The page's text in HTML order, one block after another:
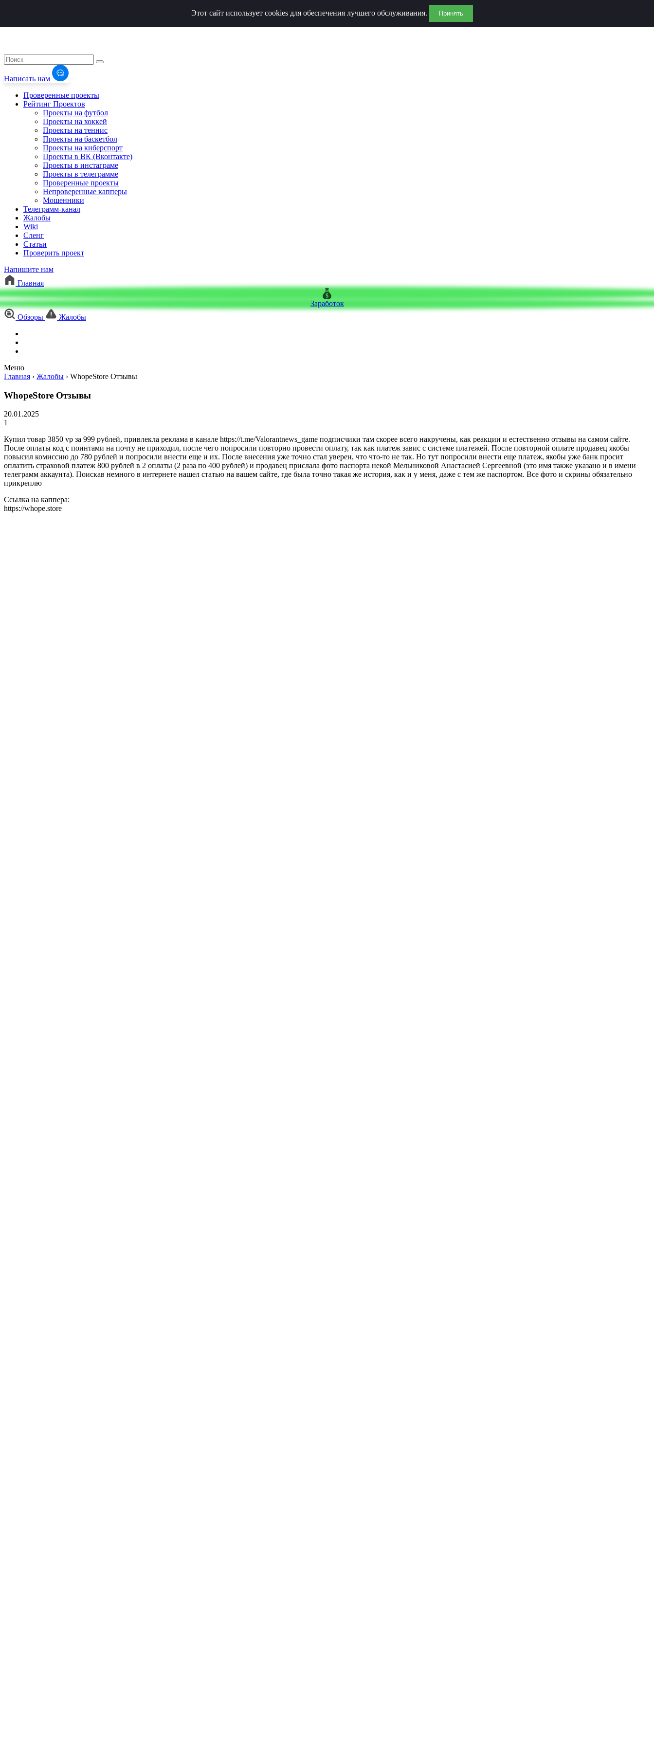
Написать нам
Проверенные проекты
Рейтинг Проектов
Проекты на футбол
Проекты на хоккей
Проекты на теннис
Проекты на баскетбол
Проекты на киберспорт
Проекты в ВК (Вконтакте)
Проекты в инстаграме
Проекты в телеграмме
Проверенные проекты
Непроверенные капперы
Мошенники
Телеграмм-канал
Жалобы
Wiki
Сленг
Статьи
Проверить проект
Напишите нам
Главная
Заработок
Обзоры
Жалобы
Меню
Этот сайт использует cookies для обеспечения лучшего обслуживания. Принять
Главная › Жалобы › WhopeStore Отзывы
WhopeStore Отзывы
20.01.2025
1
Купил товар 3850 vp за 999 рублей, привлекла реклама в канале https://t.me/Valorantnews_game подписчики там скорее всего накручены, как реакции и естественно отзывы на самом сайте.
После оплаты код с поинтами на почту не приходил, после чего попросили повторно провести оплату, так как платеж завис с системе платежей. После повторной оплате продавец якобы
повысил комиссию до 780 рублей и попросили внести еще и их. После внесения уже точно стал уверен, что что-то не так. Но тут попросили внести еще платеж, якобы уже банк просит
оплатить страховой платеж 800 рублей в 2 оплаты (2 раза по 400 рублей) и продавец прислала фото паспорта некой Мельниковой Анастасией Сергеевной (это имя также указано и в имени
телеграмм аккаунта). Поискав немного в интернете нашел статью на вашем сайте, где была точно такая же история, как и у меня, даже с тем же паспортом. Все фото и скрины обязательно
прикреплю
Ссылка на каппера:
https://whope.store